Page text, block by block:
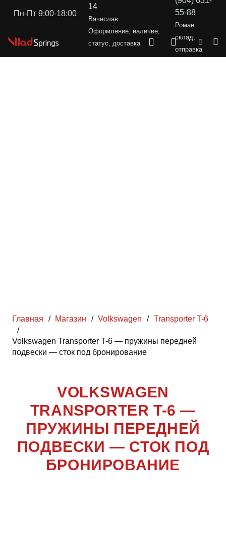
Пн-Пт 9:00-18:00
14
Вячеслав:
Оформление, наличие,
статус, доставка
55-88
Роман:
склад,
отправка
Главная / Магазин / Volkswagen / Transporter T-6
/
Volkswagen Transporter T-6 — пружины передней
подвески — сток под бронирование
VOLKSWAGEN
TRANSPORTER T-6 —
ПРУЖИНЫ ПЕРЕДНЕЙ
ПОДВЕСКИ — СТОК ПОД
БРОНИРОВАНИЕ